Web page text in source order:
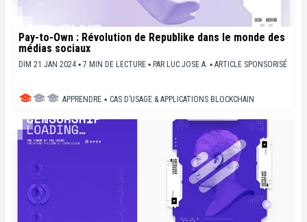
Pay-to-Own : Révolution de Republike dans le monde des
médias sociaux
DIM 21 JAN 2024 ▪ 7 MIN DE LECTURE ▪ PAR LUC JOSE A. ▪ ARTICLE SPONSORISÉ
APPRENDRE ▪ CAS D’USAGE & APPLICATIONS BLOCKCHAIN